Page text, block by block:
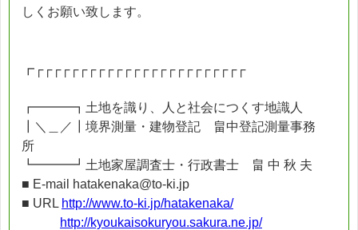
しくお願い致します。
┏┌┌┌┌┌┌┌┌┌┌┌┌┌┌┌┌┌┌┌┌┌┌┌┌
┏━━━┓土地を識り、人と社会につくす地識人
┃＼＿／┃境界測量・建物登記 畠中登記測量事務
所
┗━━━┛土地家屋調査士・行政書士 畠 中 秋 夫
■ E-mail hatakenaka@to-ki.jp
■ URL http://www.to-ki.jp/hatakenaka/
http://kyoukaisokuryou.sakura.ne.jp/